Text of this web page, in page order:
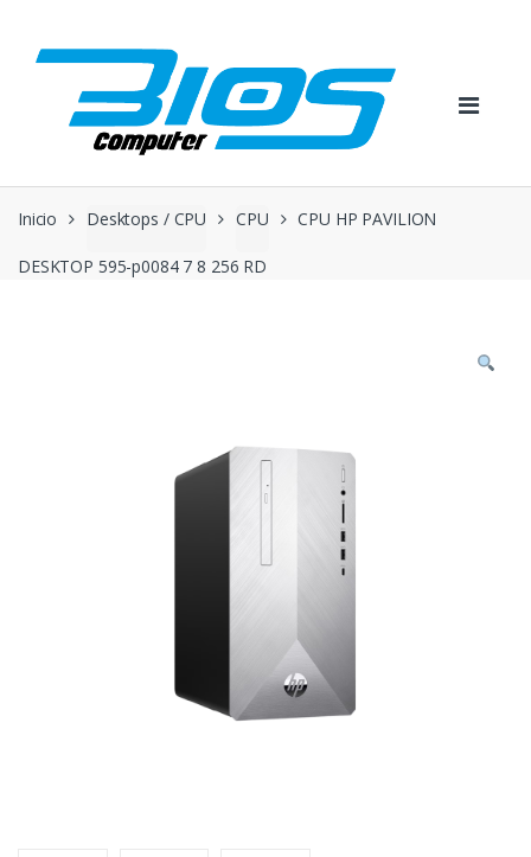
navigation
content
Inicio Desktops / CPU CPU CPU HP PAVILION
DESKTOP 595-p0084 7 8 256 RD